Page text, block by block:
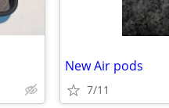
New Air pods
7/11